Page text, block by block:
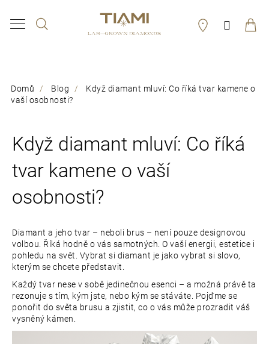
Hledat
Domů Blog
Když diamant mluví: Co říká tvar kamene o
vaší osobnosti?
Když diamant mluví: Co říká
tvar kamene o vaší
osobnosti?
Diamant a jeho tvar – neboli brus – není pouze designovou
volbou. Říká hodně o vás samotných. O vaší energii, estetice i
pohledu na svět. Vybrat si diamant je jako vybrat si slovo,
kterým se chcete představit.
Každý tvar nese v sobě jedinečnou esenci – a možná právě ta
rezonuje s tím, kým jste, nebo kým se stáváte. Pojďme se
ponořit do světa brusu a zjistit, co o vás může prozradit váš
vysněný kámen.
Zpět
Zpět
o
o
ř
e
u
j
e
t
e